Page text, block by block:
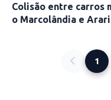
Colisão entre carros
o Marcolândia e
1